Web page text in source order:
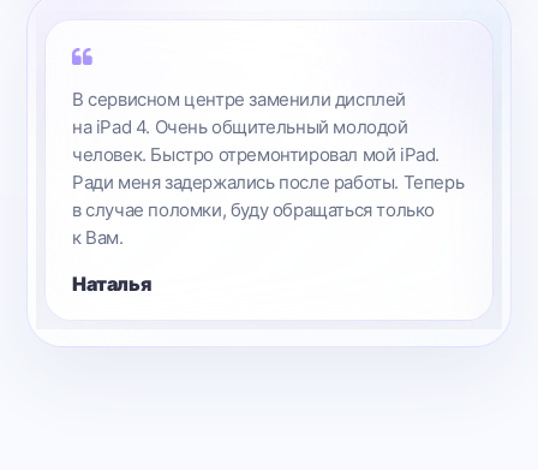
В сервисном центре заменили дисплей
на iPad 4. Очень общительный молодой
человек. Быстро отремонтировал мой iPad.
Ради меня задержались после работы. Теперь
в случае поломки, буду обращаться только
к Вам.
Наталья